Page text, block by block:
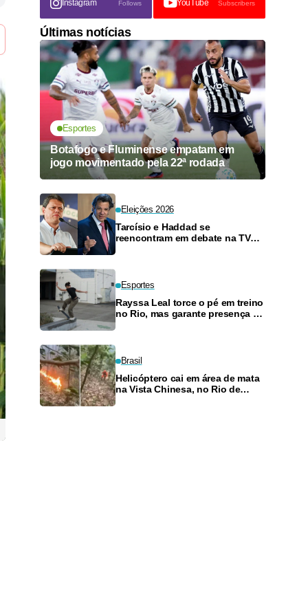
Instagram Follows YouTube Subscribers
Últimas notícias
Esportes
Botafogo e Fluminense empatam em
jogo movimentado pela 22ª rodada
Eleições 2026
Tarcísio e Haddad se
reencontram em debate na TV
Esportes
Rayssa Leal torce o pé em treino
no Rio, mas garante presença no
Brasil
Helicóptero cai em área de mata
na Vista Chinesa, no Rio de